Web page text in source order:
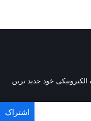
جدید ترین